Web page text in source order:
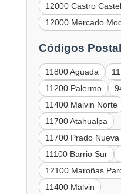
12000 Castro
12000 Mercado
Códigos
11800 Aguada
11200 Palermo
11400 Malvin Norte
11700 Atahualpa
11700 Prado
11100 Barrio Sur
12100 Maroñas
11400 Malvin